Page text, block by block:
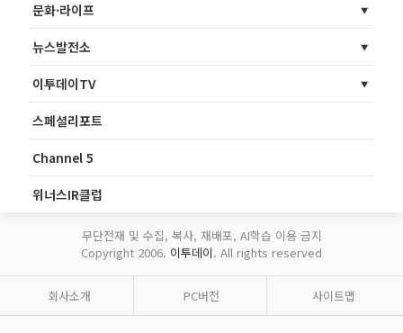
문화·라이프
뉴스발전소
이투데이TV
스페셜리포트
Channel 5
위너스IR클럽
무단전재 및 수집, 복사, 재배포, AI학습 이용 금지
Copyright 2006. 이투데이. All rights reserved
회사소개 PC버전 사이트맵